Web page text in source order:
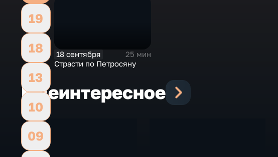
19
18
13
10
09
18 сентября
25 мин
Страсти по Петросяну
Ещеинтересное